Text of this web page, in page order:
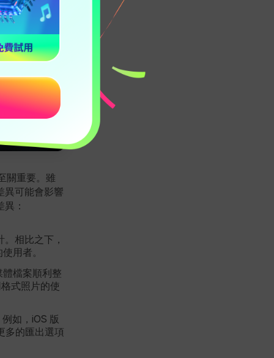
關重要。雖
異可能會影響
：
相比之下，
用者。
檔案順利整
式照片的使
如，iOS 版
多的匯出選項